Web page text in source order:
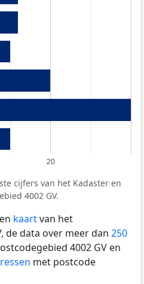
20
cijfers van het Kadaster en
4002 GV.
kaartvan het
de data over meer dan 250
4002 GV en
met postcode